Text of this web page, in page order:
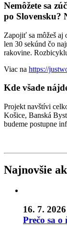
Nemôžete sa
po Slovensku?
Zapojiť sa môžeš
len 30 sekúnd čo
rakovine.
Viac na https://
Kde všade
Projekt navštívi
Košice, Banská
budeme postupne
Najnovšie
16. 7. 2026
Prečo sa